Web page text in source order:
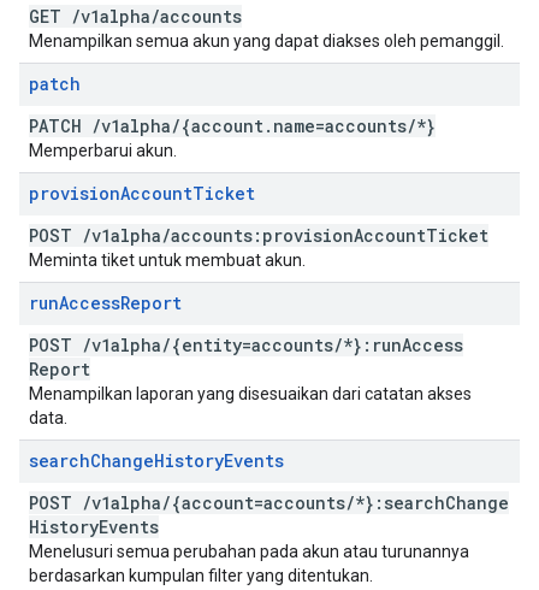
GET /v1alpha/accounts
Menampilkan semua akun yang dapat diakses oleh pemanggil.
patch
PATCH /v1alpha/{account. name=accounts/*}
Memperbarui akun.
provisionAccountTicket
POST /v1alpha/accounts:provisionAccountTicket
Meminta tiket untuk membuat akun.
runAccessReport
POST /v1alpha/{entity=accounts/*}:runAccess
Report
Menampilkan laporan yang disesuaikan dari catatan akses
data.
searchChangeHistoryEvents
POST /v1alpha/{account=accounts/*}:searchChange
HistoryEvents
Menelusuri semua perubahan pada akun atau turunannya
berdasarkan kumpulan filter yang ditentukan.